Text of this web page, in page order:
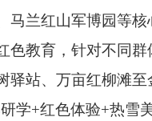
马兰红山军博园等核
色教育， 针对不同群
驿站、 万亩红柳滩至
研学+红色体验+热雪